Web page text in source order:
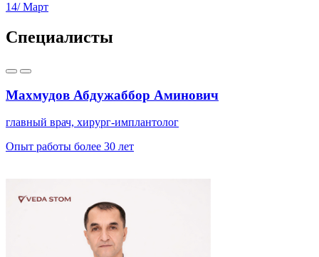
14/ Март
Специалисты
Махмудов Абдужаббор Аминович
главный врач, хирург-имплантолог
Опыт работы более 30 лет